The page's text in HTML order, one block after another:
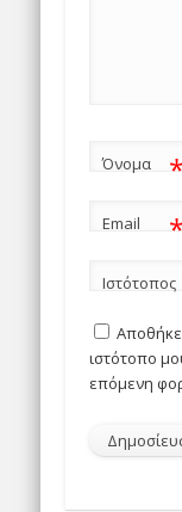
Όνομα *
Email *
Ιστότοπος
ιστότοπο
επόμενη